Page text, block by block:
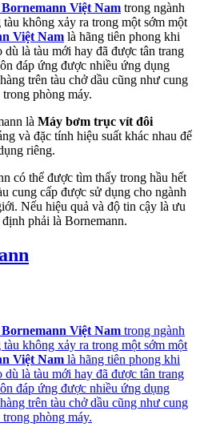
Việt Nam trong ngành
không xảy ra trong một sớm một
Việt Nam là hãng tiên phong khi
là tàu mới hay đã được tân trang
đáp ứng được nhiều ứng dụng
trên tàu chở dầu cũng như cung
phòng máy.
là Máy bơm trục vít đôi
và đặc tính hiệu suất khác nhau để
riêng.
có thể được tìm thấy trong hầu hết
cung cấp được sử dụng cho ngành
Nếu hiệu quả và độ tin cậy là ưu
phải là Bornemann.
Việt Nam trong ngành
không xảy ra trong một sớm một
Việt Nam là hãng tiên phong khi
là tàu mới hay đã được tân trang
đáp ứng được nhiều ứng dụng
trên tàu chở dầu cũng như cung
phòng máy.